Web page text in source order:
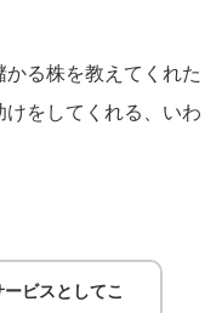
る株を教えてくれた
けをしてくれる、いわ
ビス としてこ